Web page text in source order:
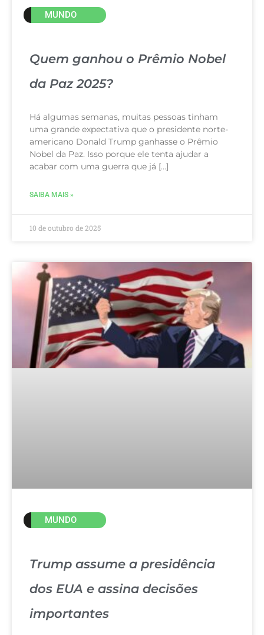
MUNDO
Quem ganhou o Prêmio Nobel
da Paz 2025?
Há algumas semanas, muitas pessoas tinham
uma grande expectativa que o presidente norte-
americano Donald Trump ganhasse o Prêmio
Nobel da Paz. Isso porque ele tenta ajudar a
acabar com uma guerra que já […]
SAIBA MAIS »
10 de outubro de 2025
MUNDO
Trump assume a presidência
dos EUA e assina decisões
importantes